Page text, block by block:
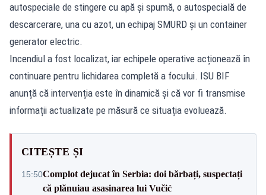
autospeciale de stingere cu apă și spumă, o autospecială de
descarcerare, una cu azot, un echipaj SMURD și un container
generator electric.
Incendiul a fost localizat, iar echipele operative acționează în
continuare pentru lichidarea completă a focului. ISU BIF
anunță că intervenția este în dinamică și că vor fi transmise
informații actualizate pe măsură ce situația evoluează.
CITEȘTE ȘI
15:50Complot dejucat în Serbia: doi bărbați, suspectați
că plănuiau asasinarea lui Vučić